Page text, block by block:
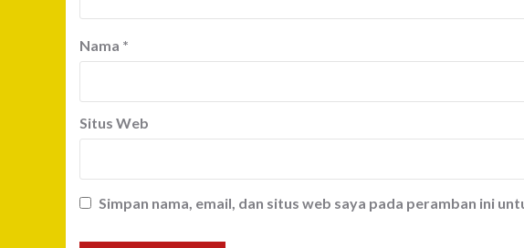
Nama *
Situs Web
Simpan nama, email, dan situs web saya pada peramban ini